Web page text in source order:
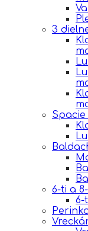
3
6-ti a
6-